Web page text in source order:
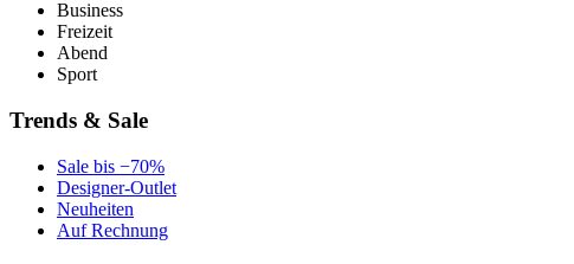
Business
Freizeit
Abend
Sport
Trends & Sale
Sale bis −70%
Designer-Outlet
Neuheiten
Auf Rechnung